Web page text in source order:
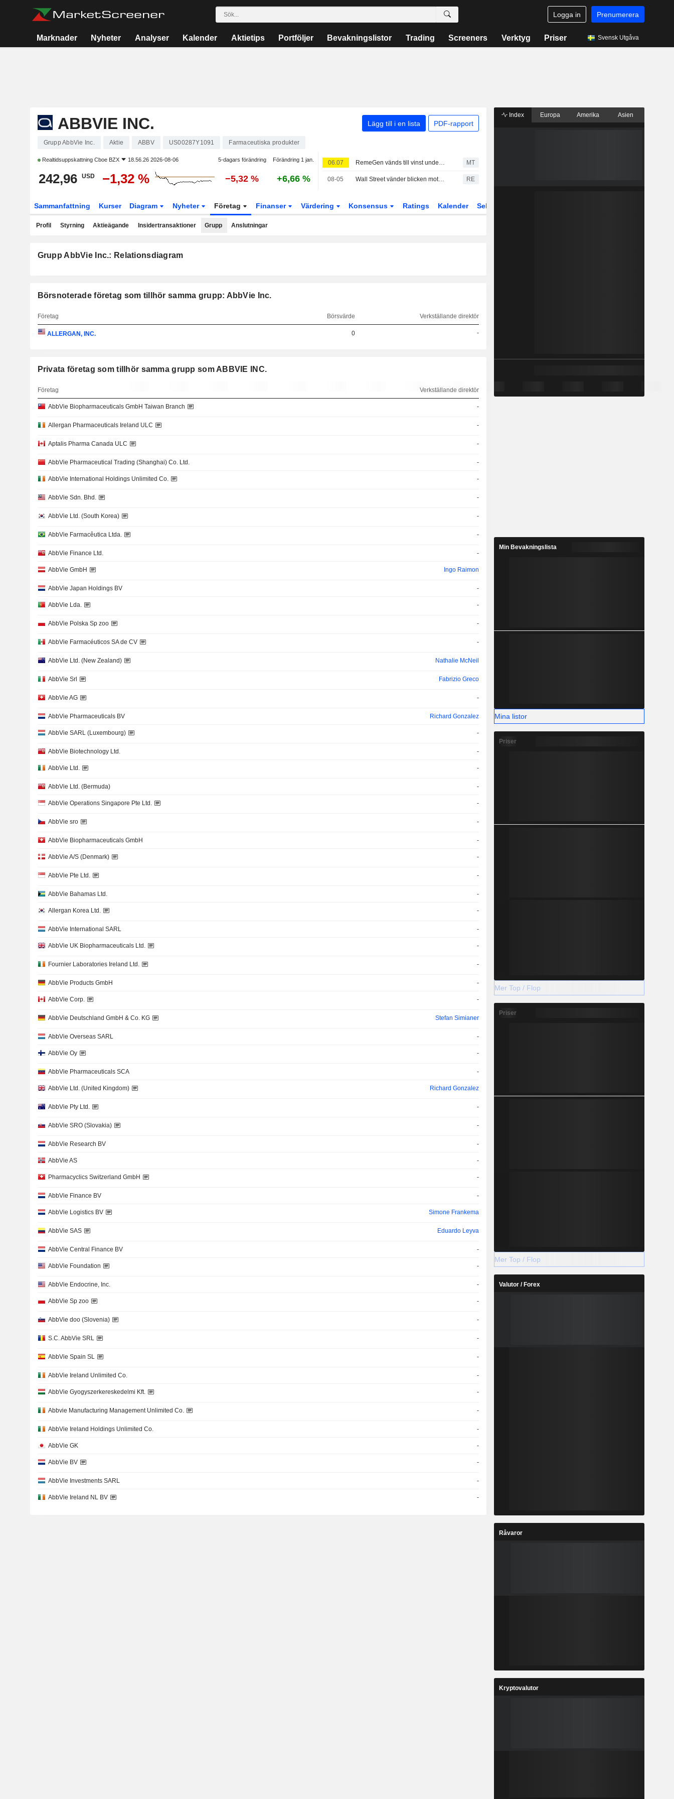
Logga in Prenumerera
Marknader Nyheter Analyser Kalender Aktietips Portföljer Bevakningslistor Trading Screeners Verktyg Priser Svensk Utgåva
ABBVIE INC. Lägg till i en lista PDF-rapport
Grupp AbbVie Inc. Aktie ABBV US00287Y1091 Farmaceutiska produkter
Realtidsuppskattning Cboe BZX 18.56.26 2026-08-06 5-dagars förändring Förändring 1 jan.
242,96 USD −1,32 % −5,32 % +6,66 %
06.07 RemeGen vänds till vinst under första halvåret – Hongkong-aktien backar 3 procent MT
08-05 Wall Street vänder blicken mot hälsovård när teknikfrossan håller i sig RE
Sammanfattning Kurser Diagram Nyheter Företag Finanser Värdering Konsensus Ratings Kalender Sektor
Profil Styrning Aktieägande Insidertransaktioner Grupp Anslutningar
Grupp AbbVie Inc.: Relationsdiagram
Börsnoterade företag som tillhör samma grupp: AbbVie Inc.
Företag Börsvärde Verkställande direktör
ALLERGAN, INC. 0 -
Privata företag som tillhör samma grupp som ABBVIE INC.
Företag Verkställande direktör
AbbVie Biopharmaceuticals GmbH Taiwan Branch -
Allergan Pharmaceuticals Ireland ULC -
Aptalis Pharma Canada ULC -
AbbVie Pharmaceutical Trading (Shanghai) Co. Ltd. -
AbbVie International Holdings Unlimited Co. -
AbbVie Sdn. Bhd. -
AbbVie Ltd. (South Korea) -
AbbVie Farmacêutica Ltda. -
AbbVie Finance Ltd. -
AbbVie GmbH Ingo Raimon
AbbVie Japan Holdings BV -
AbbVie Lda. -
AbbVie Polska Sp zoo -
AbbVie Farmacéuticos SA de CV -
AbbVie Ltd. (New Zealand) Nathalie McNeil
AbbVie Srl Fabrizio Greco
AbbVie AG -
AbbVie Pharmaceuticals BV Richard Gonzalez
AbbVie SARL (Luxembourg) -
AbbVie Biotechnology Ltd. -
AbbVie Ltd. -
AbbVie Ltd. (Bermuda) -
AbbVie Operations Singapore Pte Ltd. -
AbbVie sro -
AbbVie Biopharmaceuticals GmbH -
AbbVie A/S (Denmark) -
AbbVie Pte Ltd. -
AbbVie Bahamas Ltd. -
Allergan Korea Ltd. -
AbbVie International SARL -
AbbVie UK Biopharmaceuticals Ltd. -
Fournier Laboratories Ireland Ltd. -
AbbVie Products GmbH -
AbbVie Corp. -
AbbVie Deutschland GmbH & Co. KG Stefan Simianer
AbbVie Overseas SARL -
AbbVie Oy -
AbbVie Pharmaceuticals SCA -
AbbVie Ltd. (United Kingdom) Richard Gonzalez
AbbVie Pty Ltd. -
AbbVie SRO (Slovakia) -
AbbVie Research BV -
AbbVie AS -
Pharmacyclics Switzerland GmbH -
AbbVie Finance BV -
AbbVie Logistics BV Simone Frankema
AbbVie SAS Eduardo Leyva
AbbVie Central Finance BV -
AbbVie Foundation -
AbbVie Endocrine, Inc. -
AbbVie Sp zoo -
AbbVie doo (Slovenia) -
S.C. AbbVie SRL -
AbbVie Spain SL -
AbbVie Ireland Unlimited Co. -
AbbVie Gyogyszerkereskedelmi Kft. -
Abbvie Manufacturing Management Unlimited Co. -
AbbVie Ireland Holdings Unlimited Co. -
AbbVie GK -
AbbVie BV -
AbbVie Investments SARL -
AbbVie Ireland NL BV -
Index Europa Amerika Asien
Min Bevakningslista
Mina listor
Priser
Mer Top / Flop
Priser
Mer Top / Flop
Valutor / Forex
Råvaror
Kryptovalutor